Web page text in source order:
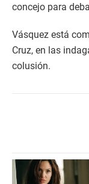
concejo para
Vásquez está
Cruz, en las
colusión.